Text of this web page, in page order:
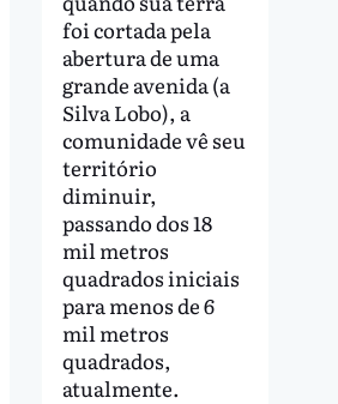
foi cortada pela
abertura de uma
grande avenida (a
Silva Lobo), a
comunidade vê seu
território
diminuir,
passando dos 18
mil metros
quadrados iniciais
para menos de 6
mil metros
quadrados,
atualmente.